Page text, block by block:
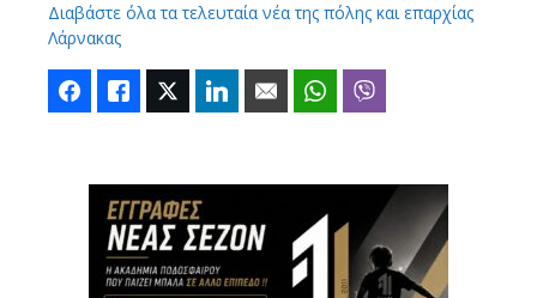
Διαβάστε όλα τα τελευταία νέα της πόλης και επαρχίας
Λάρνακας
FacebookLike Twitter LinkedIn Email WhatsApp